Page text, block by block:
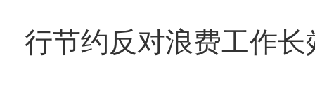
行节约反对浪费工作长